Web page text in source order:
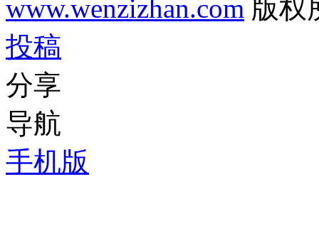
www.wenzizhan.com 版权
投稿
分享
导航
手机版